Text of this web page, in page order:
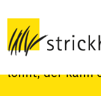
Viele
Dabei steht
nicht mit Geld
lohnt, der kann